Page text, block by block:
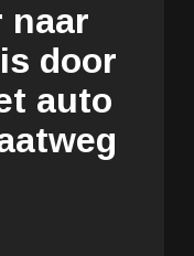
naar
door
auto